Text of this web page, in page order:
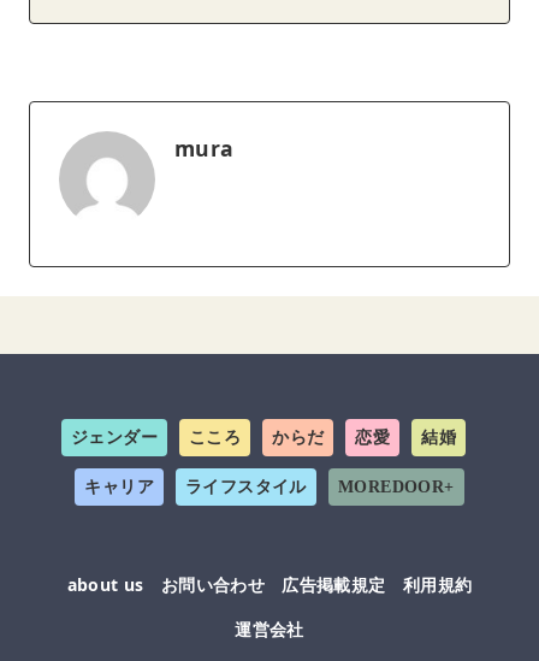
mura
ジェンダー こころ からだ 恋愛 結婚
キャリア ライフスタイル MOREDOOR+
about us お問い合わせ 広告掲載規定
利用規約
運営会社